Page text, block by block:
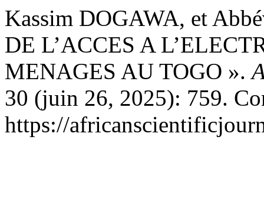
Kassim DOGAWA, et
DE L’ACCES A
MENAGES AU TOGO ».
30 (juin 26, 2025): 759.
https://